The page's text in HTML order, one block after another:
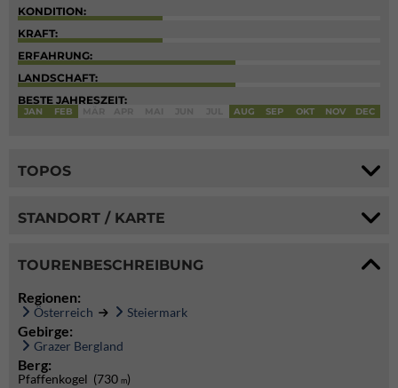
KONDITION:
KRAFT:
ERFAHRUNG:
LANDSCHAFT:
BESTE JAHRESZEIT:
JAN FEB AUG SEP OKT NOV DEC
TOPOS
STANDORT / KARTE
TOURENBESCHREIBUNG
Regionen:
Österreich Steiermark
Gebirge:
Grazer Bergland
Berg:
Pfaffenkogel (730 m)